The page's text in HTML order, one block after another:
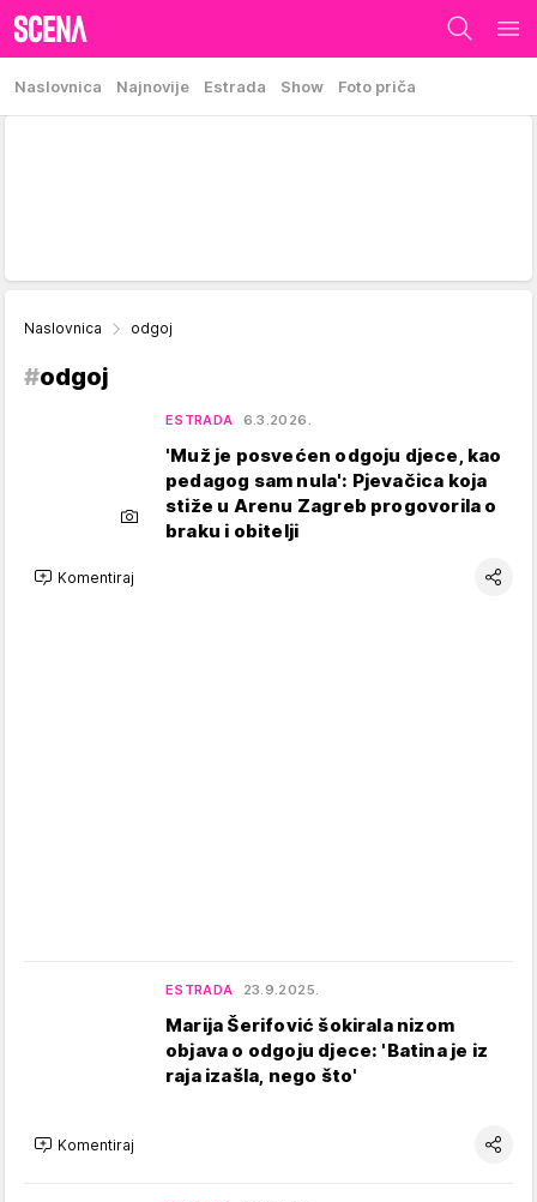
Naslovnica Najnovije Estrada Show Foto priča
Naslovnica odgoj
#odgoj
ESTRADA 6.3.2026.
'Muž je posvećen odgoju djece, kao
pedagog sam nula': Pjevačica koja
stiže u Arenu Zagreb progovorila o
braku i obitelji
Komentiraj
ESTRADA 23.9.2025.
Marija Šerifović šokirala nizom
objava o odgoju djece: 'Batina je iz
raja izašla, nego što'
Komentiraj